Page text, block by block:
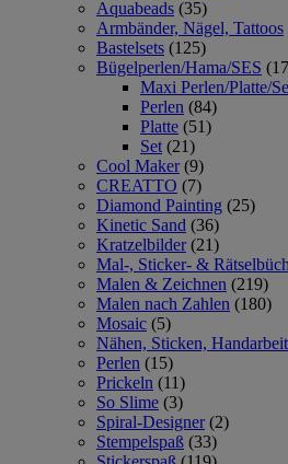
Aquabeads (35)
Armbänder, Nägel, Tattoos
Bastelsets (125)
Bügelperlen/Hama/SES
Maxi Perlen/Platte/
Perlen (84)
Platte (51)
Set (21)
Cool Maker (9)
CREATTO (7)
Diamond Painting (25)
Kinetic Sand (36)
Kratzelbilder (21)
Mal-, Sticker- &
Malen & Zeichnen (219)
Malen nach Zahlen (180)
Mosaic (5)
Nähen, Sticken,
Perlen (15)
Prickeln (11)
So Slime (3)
Spiral-Designer (2)
Stempelspaß (33)